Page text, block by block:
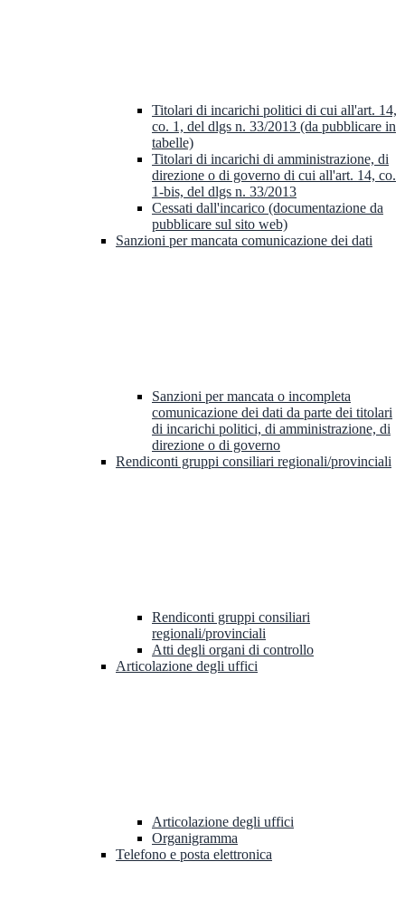
Titolari di incarichi politici di cui all'art. 14,
co. 1, del dlgs n. 33/2013 (da pubblicare in
tabelle)
Titolari di incarichi di amministrazione, di
direzione o di governo di cui all'art. 14, co.
1-bis, del dlgs n. 33/2013
Cessati dall'incarico (documentazione da
pubblicare sul sito web)
Sanzioni per mancata comunicazione dei dati
Sanzioni per mancata o incompleta
comunicazione dei dati da parte dei titolari
di incarichi politici, di amministrazione, di
direzione o di governo
Rendiconti gruppi consiliari regionali/provinciali
Rendiconti gruppi consiliari
regionali/provinciali
Atti degli organi di controllo
Articolazione degli uffici
Articolazione degli uffici
Organigramma
Telefono e posta elettronica